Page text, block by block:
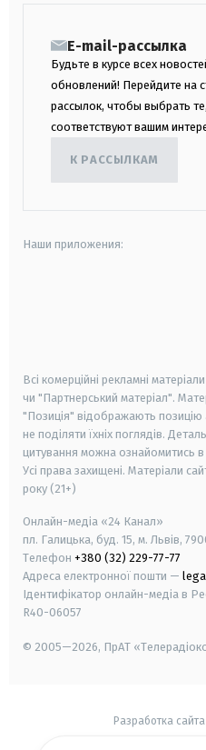
E-mail-рассылка
Будьте в курсе всех
обновлений! Перейдите на
рассылок, чтобы выбрать
соответствуют вашим
К РАССЫЛКАМ
Наши приложения:
Всі комерційні рекламні
чи "Партнерський матеріал".
"Позиція" відображають позицію
не поділяти їхніх поглядів.
цитування можна ознайомитись
Усі права захищені. Матеріали
року (21+)
Онлайн-медіа «24 Канал»
пл. Галицька, буд. 15, м. Львів,
Телефон +380 (32) 229-77-77
Адреса електронної пошти —
Ідентифікатор онлайн-медіа в
R40-06057
© 2005—2026, ПрАТ
Разработка сайта